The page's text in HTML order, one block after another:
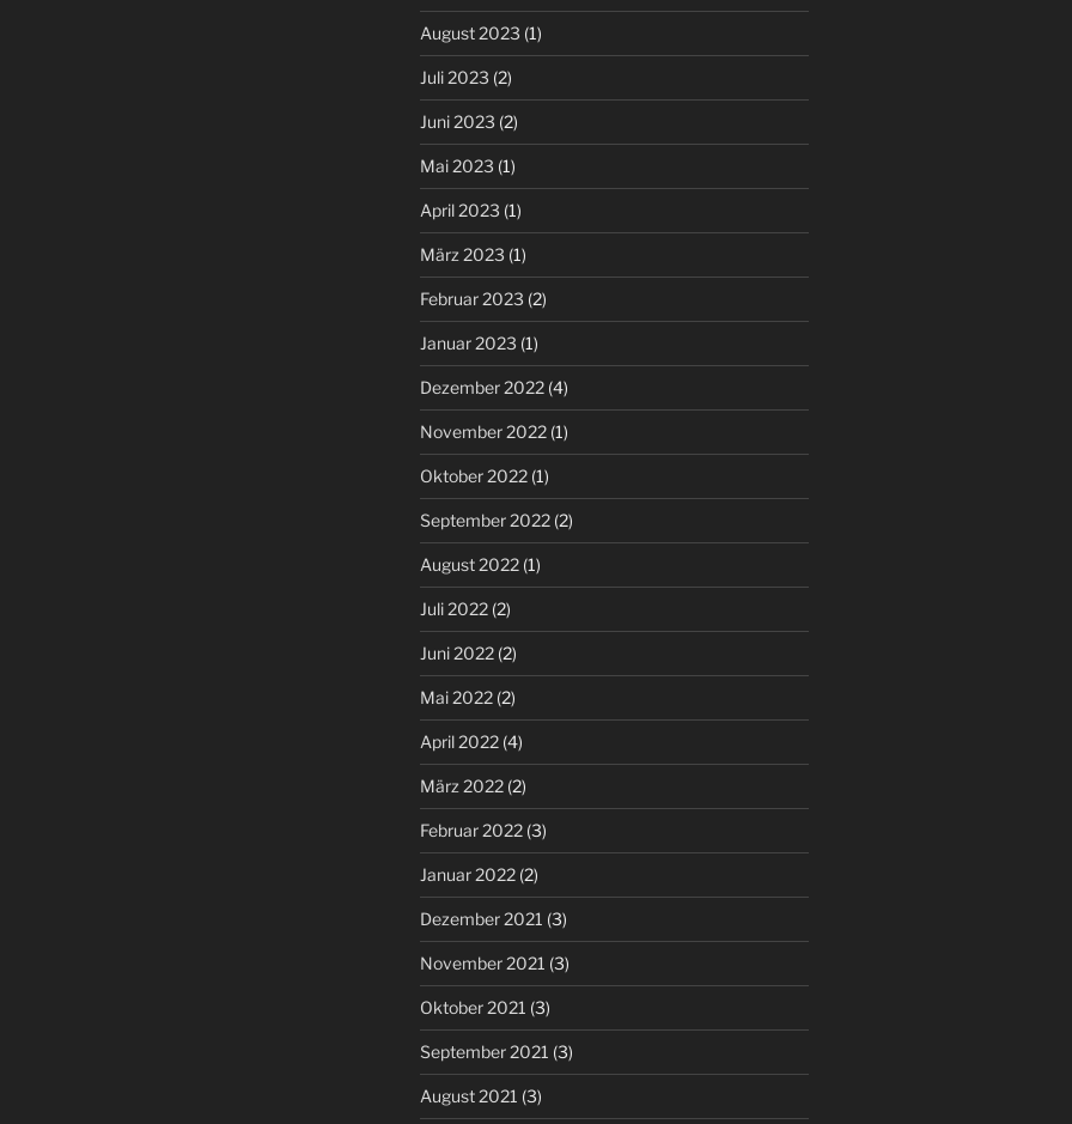
August 2023 (1)
Juli 2023 (2)
Juni 2023 (2)
Mai 2023 (1)
April 2023 (1)
März 2023 (1)
Februar 2023 (2)
Januar 2023 (1)
Dezember 2022(4)
November 2022(1)
Oktober 2022(1)
September 2022(2)
August 2022(1)
Juli 2022(2)
Juni 2022(2)
Mai 2022(2)
April 2022(4)
März 2022(2)
Februar 2022(3)
Januar 2022(2)
Dezember 2021 (3)
November 2021 (3)
Oktober 2021 (3)
September 2021 (3)
August 2021 (3)